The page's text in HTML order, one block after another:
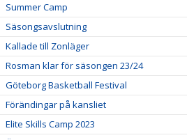
Summer Camp
Säsongsavslutning
Kallade till Zonläger
Rosman klar för säsongen 23/24
Göteborg Basketball Festival
Förändingar på kansliet
Elite Skills Camp 2023